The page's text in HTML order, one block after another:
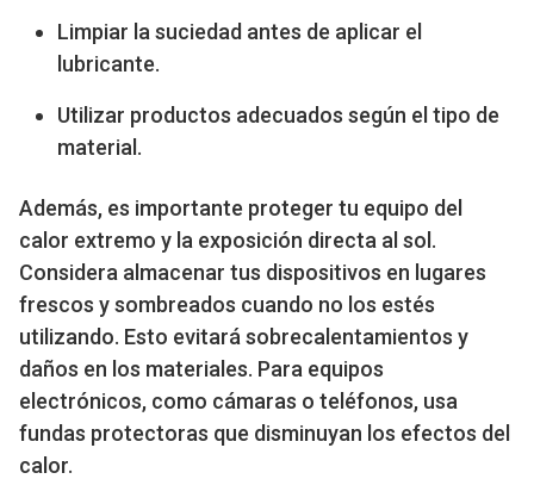
Limpiar la suciedad antes de aplicar el
lubricante.
Utilizar productos adecuados según el tipo de
material.
Además, es importante proteger tu equipo del
calor extremo y la exposición directa al sol.
Considera almacenar tus dispositivos en lugares
frescos y sombreados cuando no los estés
utilizando. Esto evitará sobrecalentamientos y
daños en los materiales. Para equipos
electrónicos, como cámaras o teléfonos, usa
fundas protectoras que disminuyan los efectos del
calor.